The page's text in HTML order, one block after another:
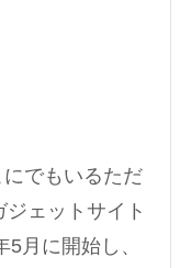
でもいるただ
ェットサイト
5月に開始し、